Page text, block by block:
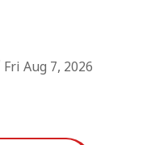
/ Fri Aug 7, 2026